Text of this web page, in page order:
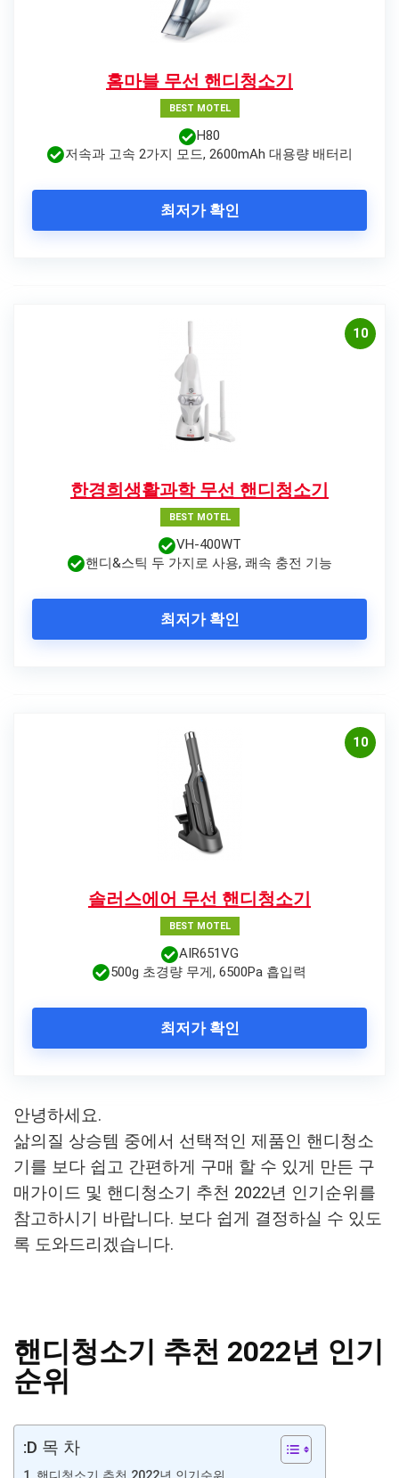
홈마블 무선 핸디청소기
BEST MOTEL
H80
저속과 고속 2가지 모드, 2600mAh 대용량 배터리
최저가 확인
10
한경희생활과학 무선 핸디청소기
BEST MOTEL
VH-400WT
핸디&스틱 두 가지로 사용, 쾌속 충전 기능
최저가 확인
10
솔러스에어 무선 핸디청소기
BEST MOTEL
AIR651VG
500g 초경량 무게, 6500Pa 흡입력
최저가 확인
안녕하세요.
삶의질 상승템 중에서 선택적인 제품인 핸디청소
기를 보다 쉽고 간편하게 구매 할 수 있게 만든 구
매가이드 및 핸디청소기 추천 2022년 인기순위를
참고하시기 바랍니다. 보다 쉽게 결정하실 수 있도
록 도와드리겠습니다.
핸디청소기 추천 2022년 인기
순위
:D 목 차